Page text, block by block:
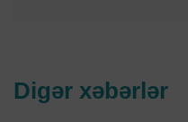
Digər xəbərlər